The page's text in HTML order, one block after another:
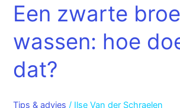
Een zwarte
wassen: hoe
dat?
Tips & advies / Ilse Van der Schraelen